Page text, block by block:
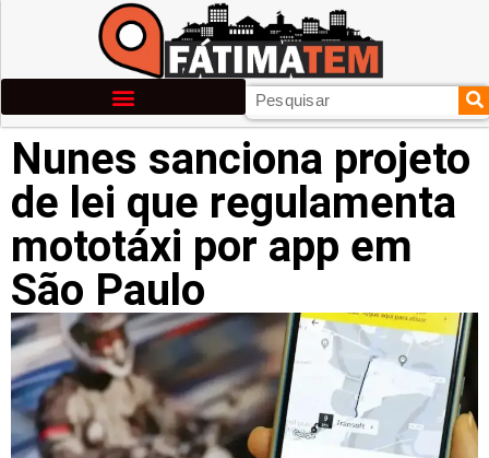
Nunes sanciona projeto
de lei que regulamenta
mototáxi por app em
São Paulo